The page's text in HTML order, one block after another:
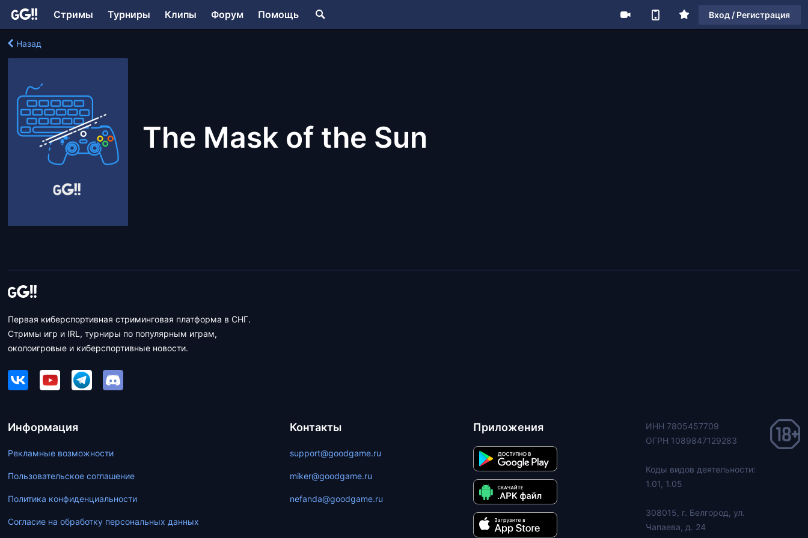
Стримы Турниры Клипы Форум Помощь Вход / Регистрация
Назад
The Mask of the Sun
Первая киберспортивная стриминговая платформа в СНГ.
Стримы игр и IRL, турниры по популярным играм,
околоигровые и киберспортивные новости.
Информация
Рекламные возможности
Пользовательское соглашение
Политика конфиденциальности
Согласие на обработку персональных данных
Контакты
support@goodgame.ru
miker@goodgame.ru
nefanda@goodgame.ru
Приложения
ИНН 7805457709
ОГРН 1089847129283
Коды видов деятельности:
1.01, 1.05
308015, г. Белгород, ул.
Чапаева, д. 24